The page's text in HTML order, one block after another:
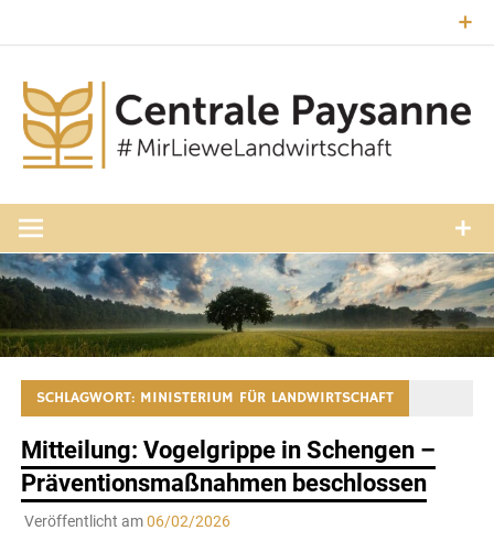
SCHLAGWORT: MINISTERIUM FÜR LANDWIRTSCHAFT
Mitteilung: Vogelgrippe in Schengen –
Präventionsmaßnahmen beschlossen
Veröffentlicht am06/02/2026